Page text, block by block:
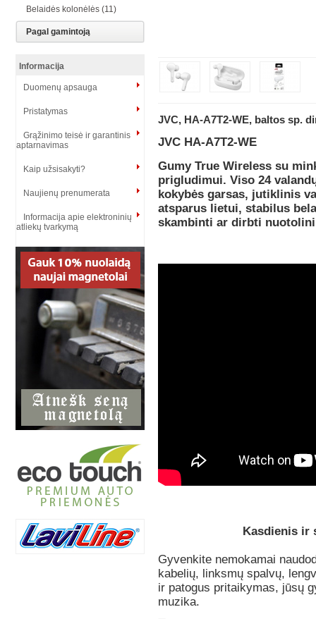
Belaidės kolonėlės (11)
Pagal gamintoją
Informacija
Duomenų apsauga
Pristatymas
Grąžinimo teisė ir garantinis
aptarnavimas
Kaip užsisakyti?
Naujienų prenumerata
Informacija apie elektroninių
atliekų tvarkymą
JVC, HA-A7T2-WE, baltos sp.
JVC HA-A7T2-WE
Gumy True Wireless su
prigludimui. Viso 24
kokybės garsas, jutiklinis
atsparus lietui, stabilus
skambinti ar dirbti
Kasdienis ir
Gyvenkite nemokamai
kabelių, linksmų spalvų,
ir patogus pritaikymas, jūsų
muzika.